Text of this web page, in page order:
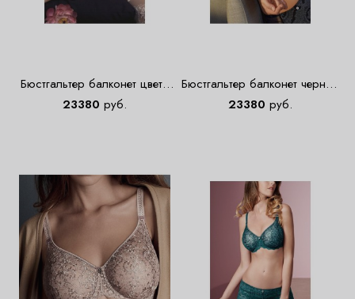
Бюстгальтер балконет цвета
экрю Empreinte 0882
23380 руб.
Бюстгальтер балконет черный
Empreinte 0882
23380 руб.